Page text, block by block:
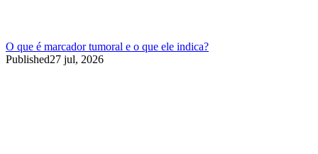
O que é marcador tumoral e o que ele indica?
Published27 jul, 2026